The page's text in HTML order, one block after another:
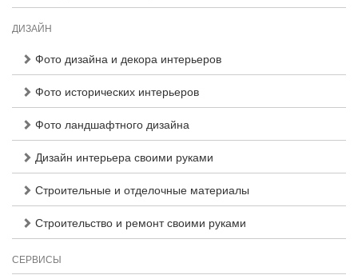
ДИЗАЙН
Фото дизайна и декора интерьеров
Фото исторических интерьеров
Фото ландшафтного дизайна
Дизайн интерьера своими руками
Строительные и отделочные материалы
Строительство и ремонт своими руками
СЕРВИСЫ